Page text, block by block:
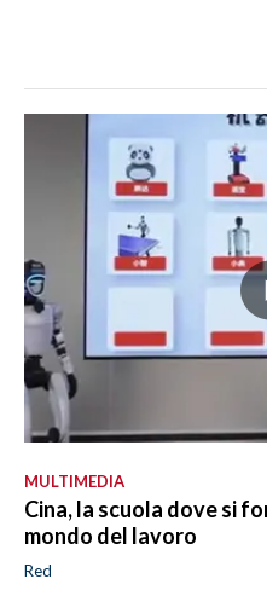
MULTIMEDIA
Cina, la scuola dove si
mondo del lavoro
Red